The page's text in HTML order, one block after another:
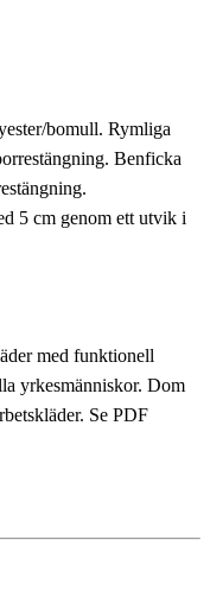
bomull. Rymliga
Benficka
5 cm genom ett utvik i
med funktionell
yrkesmänniskor. Dom
Se PDF